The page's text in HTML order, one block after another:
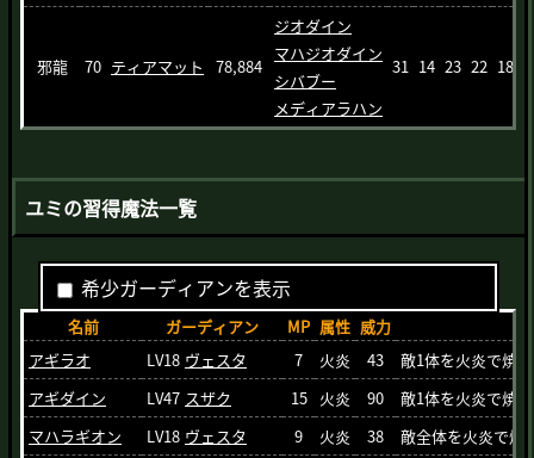
邪龍 70 ティアマット 78,884
ジオダイン
マハジオダイン
シバブー
メディアラハン
31 14 23 22 18
ユミの習得魔法一覧
希少ガーディアンを表示
名前 ガーディアン MP 属性 威力
アギラオ
LV18 ヴェスタ 7 火炎 43
敵1体を火炎で焼く
アギダイン
LV47 スザク 15 火炎 90
敵1体を火炎で焼く
マハラギオン
LV18 ヴェスタ 9 火炎 38 敵全体を火炎で焼